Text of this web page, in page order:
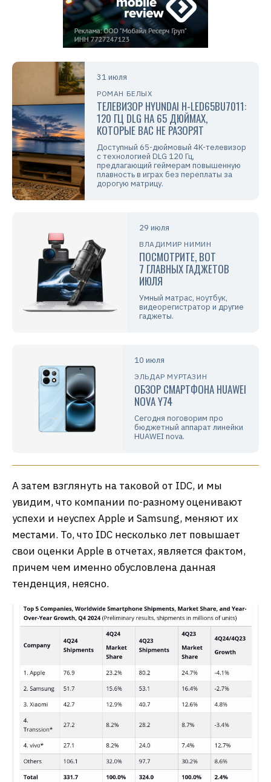
31 июля
РОМАН БЕЛЫХ
ТЕЛЕВИЗОР HYUNDAI H-LED65BU7011:
120 ГЦ DLG НА 65 ДЮЙМАХ,
КОТОРЫЕ ВАС НЕ РАЗОРЯТ
Доступный 65-дюймовый 4K-телевизор
с технологией DLG 120 Гц,
предлагающий геймерам повышенную
плавность в играх без переплаты за
дорогую матрицу.
29 июля
ВЛАДИМИР НИМИН
ПОСМОТРИТЕ, ВОТ
7 ГЛАВНЫХ ГАДЖЕТОВ
ИЮЛЯ
Умный матрас, ноутбук,
видеорегистратор и другие
гаджеты.
10 июля
ЭЛЬДАР МУРТАЗИН
ОБЗОР СМАРТФОНА HUAWEI
NOVA Y74
Сегодня поговорим про
бюджетный аппарат линейки
HUAWEI nova.
А затем взглянуть на таковой от IDC, и мы
увидим, что компании по-разному оценивают
успехи и неуспех Apple и Samsung, меняют их
местами. То, что IDC несколько лет повышает
свои оценки Apple в отчетах, является фактом,
причем чем именно обусловлена данная
тенденция, неясно.